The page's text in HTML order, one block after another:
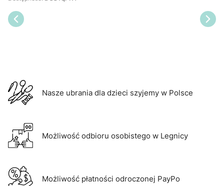
Nasze ubrania dla dzieci szyjemy w Polsce
Możliwość odbioru osobistego w Legnicy
Możliwość płatności odroczonej PayPo